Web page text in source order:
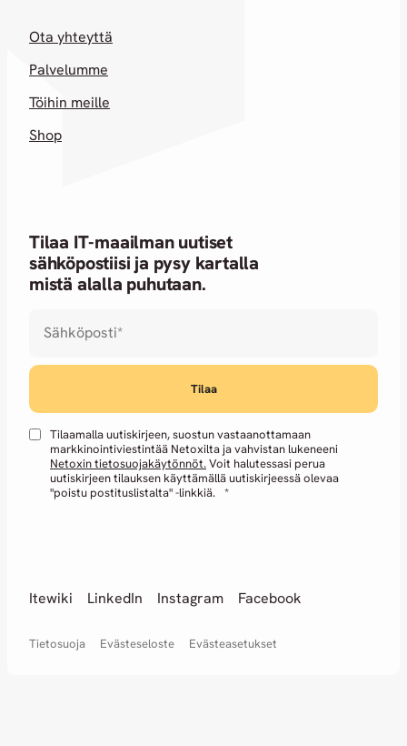
Ota yhteyttä
Palvelumme
Töihin meille
Shop
Tietosuoja Evästeseloste Evästeasetukset
Tilaa IT-maailman uutiset
sähköpostiisi ja pysy kartalla
mistä alalla puhutaan.
Sähköposti*
Tilaamalla uutiskirjeen, suostun vastaanottamaan
markkinointiviestintää Netoxilta ja vahvistan lukeneeni
Netoxin tietosuojakäytönnöt.Voit halutessasi perua
uutiskirjeen tilauksen käyttämällä uutiskirjeessä olevaa
"poistu postituslistalta" -linkkiä. *
Itewiki LinkedIn Instagram Facebook